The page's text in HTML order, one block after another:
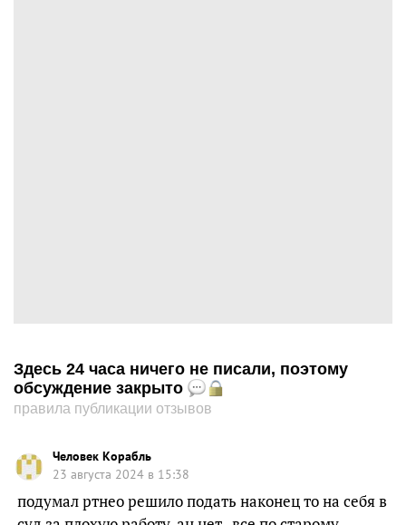
Здесь 24 часа ничего не писали, поэтому
обсуждение закрыто
правила публикации отзывов
Человек Корабль
23 августа 2024 в 15:38
подумал ртнео решило подать наконец то на себя в